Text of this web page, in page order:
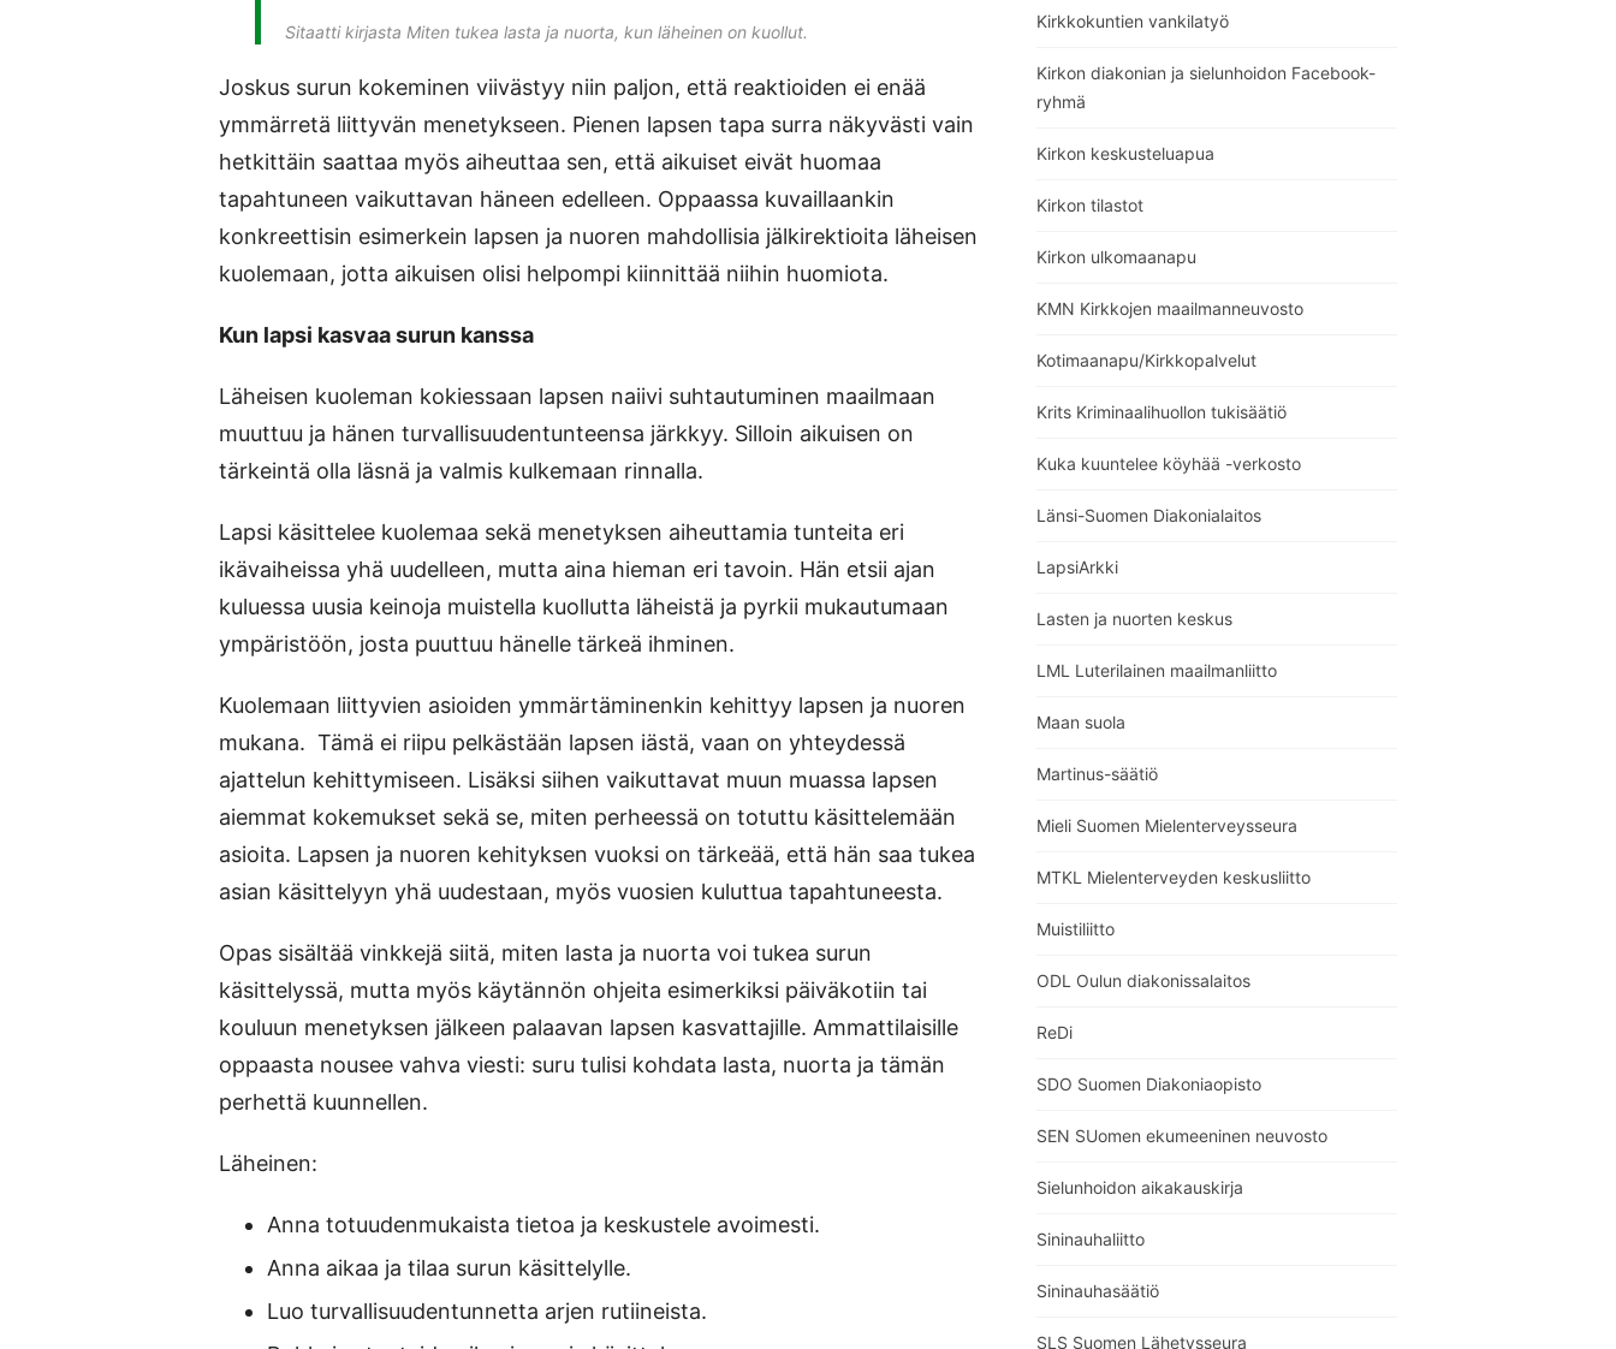
Sitaatti kirjasta Miten tukea lasta ja nuorta, kun läheinen on kuollut.
Joskus surun kokeminen viivästyy niin paljon, että reaktioiden ei enää
ymmärretä liittyvän menetykseen. Pienen lapsen tapa surra näkyvästi vain
hetkittäin saattaa myös aiheuttaa sen, että aikuiset eivät huomaa
tapahtuneen vaikuttavan häneen edelleen. Oppaassa kuvaillaankin
konkreettisin esimerkein lapsen ja nuoren mahdollisia jälkirektioita läheisen
kuolemaan, jotta aikuisen olisi helpompi kiinnittää niihin huomiota.
Kun lapsi kasvaa surun kanssa
Läheisen kuoleman kokiessaan lapsen naiivi suhtautuminen maailmaan
muuttuu ja hänen turvallisuudentunteensa järkkyy. Silloin aikuisen on
tärkeintä olla läsnä ja valmis kulkemaan rinnalla.
Lapsi käsittelee kuolemaa sekä menetyksen aiheuttamia tunteita eri
ikävaiheissa yhä uudelleen, mutta aina hieman eri tavoin. Hän etsii ajan
kuluessa uusia keinoja muistella kuollutta läheistä ja pyrkii mukautumaan
ympäristöön, josta puuttuu hänelle tärkeä ihminen.
Kuolemaan liittyvien asioiden ymmärtäminenkin kehittyy lapsen ja nuoren
mukana. Tämä ei riipu pelkästään lapsen iästä, vaan on yhteydessä
ajattelun kehittymiseen. Lisäksi siihen vaikuttavat muun muassa lapsen
aiemmat kokemukset sekä se, miten perheessä on totuttu käsittelemään
asioita. Lapsen ja nuoren kehityksen vuoksi on tärkeää, että hän saa tukea
asian käsittelyyn yhä uudestaan, myös vuosien kuluttua tapahtuneesta.
Opas sisältää vinkkejä siitä, miten lasta ja nuorta voi tukea surun
käsittelyssä, mutta myös käytännön ohjeita esimerkiksi päiväkotiin tai
kouluun menetyksen jälkeen palaavan lapsen kasvattajille. Ammattilaisille
oppaasta nousee vahva viesti: suru tulisi kohdata lasta, nuorta ja tämän
perhettä kuunnellen.
Läheinen:
Anna totuudenmukaista tietoa ja keskustele avoimesti.
Anna aikaa ja tilaa surun käsittelylle.
Luo turvallisuudentunnetta arjen rutiineista.
Kirkkokuntien vankilatyö
Kirkon diakonian ja sielunhoidon Facebook-
ryhmä
Kirkon keskusteluapua
Kirkon tilastot
Kirkon ulkomaanapu
KMN Kirkkojen maailmanneuvosto
Kotimaanapu/Kirkkopalvelut
Krits Kriminaalihuollon tukisäätiö
Kuka kuuntelee köyhää -verkosto
Länsi-Suomen Diakonialaitos
LapsiArkki
Lasten ja nuorten keskus
LML Luterilainen maailmanliitto
Maan suola
Martinus-säätiö
Mieli Suomen Mielenterveysseura
MTKL Mielenterveyden keskusliitto
Muistiliitto
ODL Oulun diakonissalaitos
ReDi
SDO Suomen Diakoniaopisto
SEN SUomen ekumeeninen neuvosto
Sielunhoidon aikakauskirja
Sininauhaliitto
Sininauhasäätiö
SLS Suomen Lähetysseura